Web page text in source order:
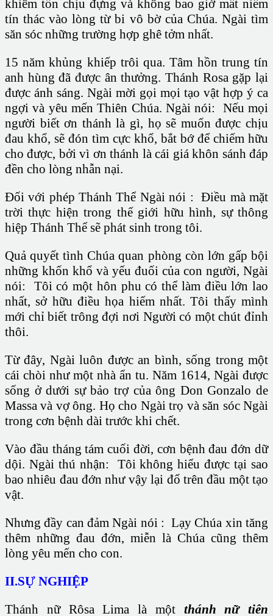
khiêm tốn chịu đựng và không bao giờ mất niềm
tín thác vào lòng từ bi vô bờ của Chúa. Ngài tìm
săn sóc những trường hợp ghê tởm nhất.
15 năm khủng khiếp trôi qua. Tâm hồn trung tín
anh hùng đã được ân thưởng. Thánh Rosa gặp lại
được ánh sáng. Ngài mời gọi mọi tạo vật hợp ý ca
ngợi và yêu mến Thiên Chúa. Ngài nói: Nếu mọi
người biết ơn thánh là gì, họ sẽ muốn được chịu
đau khổ, sẽ đón tìm cực khổ, bắt bớ để chiếm hữu
cho được, bởi vì ơn thánh là cái giá khôn sánh đáp
đền cho lòng nhẫn nại.
Đối với phép Thánh Thể Ngài nói : Điều mà mặt
trời thực hiện trong thế giới hữu hình, sự thông
hiệp Thánh Thể sẽ phát sinh trong tôi.
Quả quyết tình Chúa quan phòng còn lớn gấp bội
những khốn khổ và yếu đuối của con người, Ngài
nói: Tôi có một hôn phu có thể làm điều lớn lao
nhất, sở hữu điều họa hiếm nhất. Tôi thấy mình
mới chỉ biết trông đợi nơi Người có một chút đỉnh
thôi.
Từ đây, Ngài luôn được an bình, sống trong một
cái chòi như một nhà ẩn tu. Năm 1614, Ngài được
sống ở dưới sự bảo trợ của ông Don Gonzalo de
Massa và vợ ông. Họ cho Ngài trọ và săn sóc Ngài
trong cơn bệnh dài trước khi chết.
Vào đầu tháng tám cuối đời, cơn bệnh đau đớn dữ
dội. Ngài thú nhận: Tôi không hiểu được tại sao
bao nhiêu đau đớn như vậy lại đổ trên đầu một tạo
vật.
Nhưng đầy can đảm Ngài nói : Lạy Chúa xin tăng
thêm những đau đớn, miễn là Chúa cũng thêm
lòng yêu mến cho con.
II.SỰ NGHIỆP
Thánh nữ Rôsa Lima là một thánh nữ tiên